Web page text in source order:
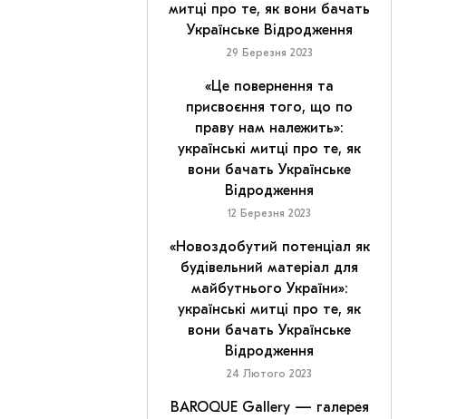
митці про те, як вони бачать
Українське Відродження
29 Березня 2023
«Це повернення та
присвоєння того, що по
праву нам належить»:
українські митці про те, як
вони бачать Українське
Відродження
12 Березня 2023
«Новоздобутий потенціал як
будівельний матеріал для
майбутнього України»:
українські митці про те, як
вони бачать Українське
Відродження
24 Лютого 2023
BAROQUE Gallery — галерея